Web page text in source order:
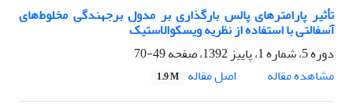
تأثیر پارامترهای پالس بارگذاری بر مدول برجهندگی مخلوط‌های
آسفالتی با استفاده از نظریه ویسکوالاستیک
دوره 5، شماره 1، پاییز 1392، صفحه
49-70
مشاهده مقاله
اصل مقاله 1.9 M